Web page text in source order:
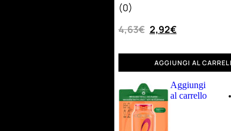
(0)
4,63€ 2,92€
AGGIUNGI AL
Aggiungi
al carrello